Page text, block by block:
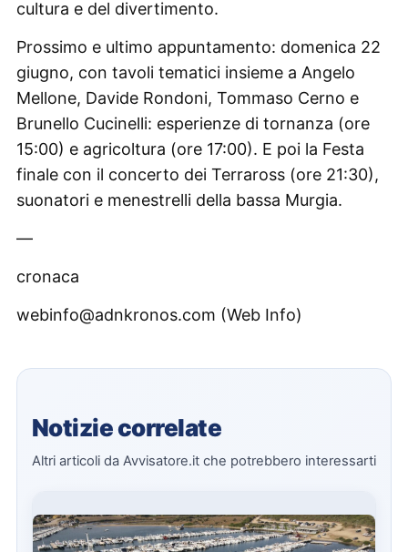
cultura e del divertimento.
Prossimo e ultimo appuntamento: domenica 22
giugno, con tavoli tematici insieme a Angelo
Mellone, Davide Rondoni, Tommaso Cerno e
Brunello Cucinelli: esperienze di tornanza (ore
15:00) e agricoltura (ore 17:00). E poi la Festa
finale con il concerto dei Terraross (ore 21:30),
suonatori e menestrelli della bassa Murgia.
—
cronaca
webinfo@adnkronos.com (Web Info)
Notizie correlate
Altri articoli da Avvisatore.it che potrebbero interessarti